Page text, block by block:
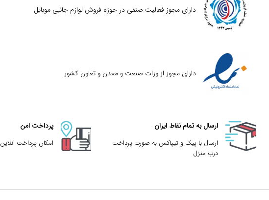
دارای مجوز فعالیت صنفی در حوزه فروش لوازم جانبی موبایل
دارای مجوز از وزات صنعت و معدن و تعاون کشور
ارسال به تمام نقاط ایران
ارسال با پیک و تیپاکس به صورت پرداخت
درب منزل
پرداخت امن
امکان پرداخت انلاین